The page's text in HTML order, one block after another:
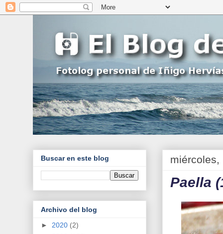
miércoles,
Paella
Buscar en este blog
Archivo del blog
► 2020 (2)